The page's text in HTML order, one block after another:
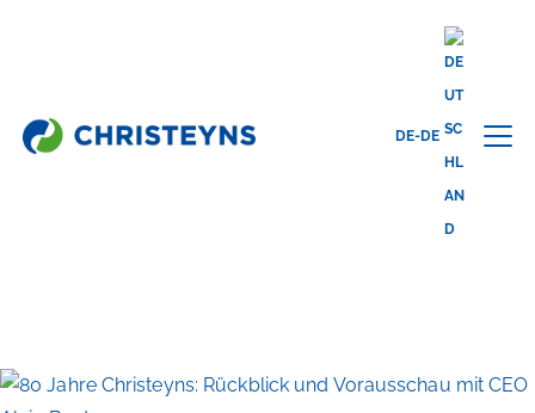
DE-DE
DAS SAGEN EXPERTEN